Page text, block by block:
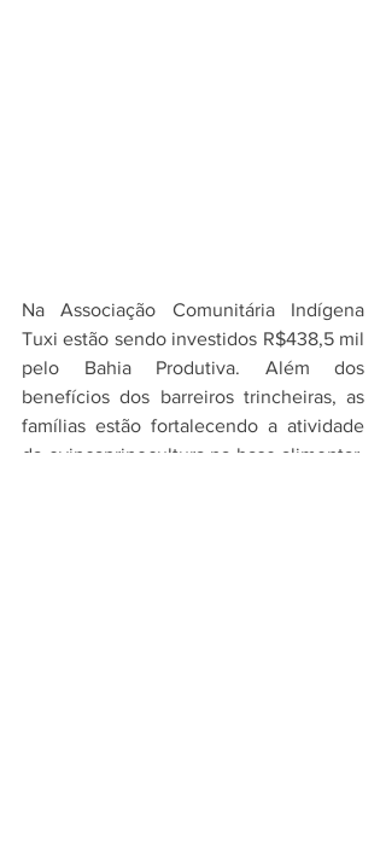
Na Associação Comunitária Indígena
Tuxi estão sendo investidos R$438,5 mil
pelo Bahia Produtiva. Além dos
benefícios dos barreiros trincheiras, as
famílias estão fortalecendo a atividade
da ovincaprinocultura na base alimentar,